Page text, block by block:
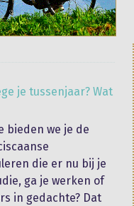
je tussenjaar? Wat
bieden we je de
die er nu bij je
ga je werken of
in gedachte? Dat